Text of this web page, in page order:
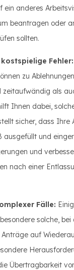
ein anderes
beantragen oder
sollten.
Fehler:
zu
zeitaufwändig als
Ihnen dabei,
sicher, dass Ihre
ausgefüllt und
und
nach einer
Fälle:
solche, bei
Anträge auf
Übertragbarkeit